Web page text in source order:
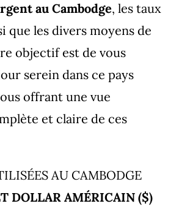
au Cambodge, les taux
que les divers moyens de
objectif est de vous
serein dans ce pays
offrant une vue
et claire de ces
AU CAMBODGE
DOLLAR AMÉRICAIN ($)